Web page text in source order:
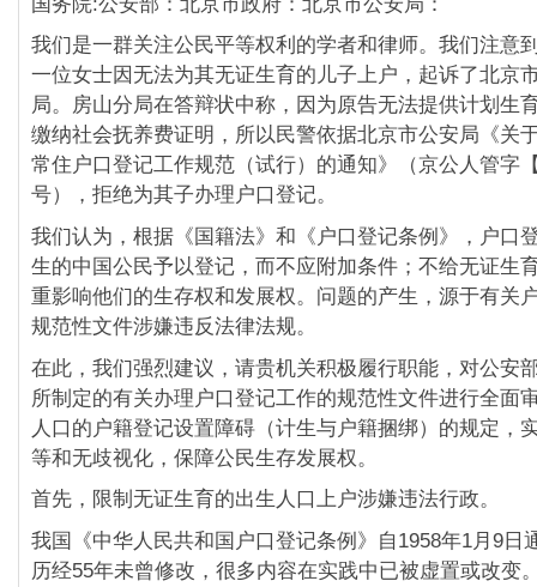
我们是一群关注公民平等权利的学者和律师。我们注意
一位女士因无法为其无证生育的儿子上户，起诉了北京
局。房山分局在答辩状中称，因为原告无法提供计划生
缴纳社会抚养费证明，所以民警依据北京市公安局《关
常住户口登记工作规范（试行）的通知》（京公人管字
号），拒绝为其子办理户口登记。
我们认为，根据《国籍法》和《户口登记条例》，户口
生的中国公民予以登记，而不应附加条件；不给无证生
重影响他们的生存权和发展权。问题的产生，源于有关
规范性文件涉嫌违反法律法规。
在此，我们强烈建议，请贵机关积极履行职能，对公安
所制定的有关办理户口登记工作的规范性文件进行全面
人口的户籍登记设置障碍（计生与户籍捆绑）的规定，
等和无歧视化，保障公民生存发展权。
首先，限制无证生育的出生人口上户涉嫌违法行政。
我国《中华人民共和国户口登记条例》自1958年1月9日
历经55年未曾修改，很多内容在实践中已被虚置或改变